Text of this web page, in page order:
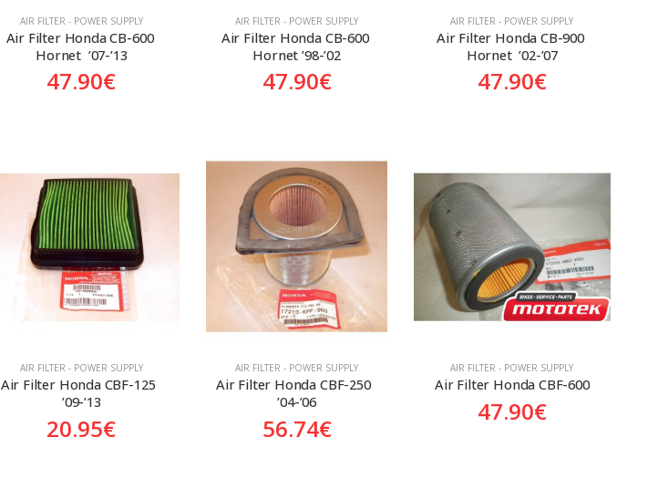
AIR FILTER - POWER SUPPLY
Air Filter Honda CB-600
Hornet  ’07-’13
47.90€
AIR FILTER - POWER SUPPLY
Air Filter Honda CB-600
Hornet ’98-’02
47.90€
AIR FILTER - POWER SUPPLY
Air Filter Honda CB-900
Hornet  ’02-’07
47.90€
AIR FILTER - POWER SUPPLY
Air Filter Honda CBF-125
’09-’13
20.95€
AIR FILTER - POWER SUPPLY
Air Filter Honda CBF-250
’04-’06
56.74€
AIR FILTER - POWER SUPPLY
Air Filter Honda CBF-600
47.90€